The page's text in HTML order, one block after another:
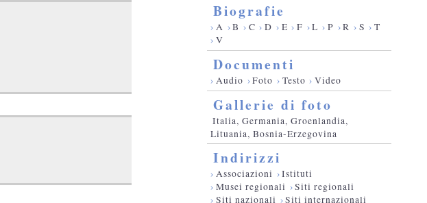
Biografie
› A ›B › C › D › E › F ›L › P ›R › S › T
› V
Documenti
› Audio ›Foto › Testo › Video
Gallerie di foto
Italia, Germania, Groenlandia,
Lituania, Bosnia-Erzegovina
Indirizzi
› Associazioni ›Istituti
› Musei regionali ›Siti regionali
› Siti nazionali ›Siti internazionali